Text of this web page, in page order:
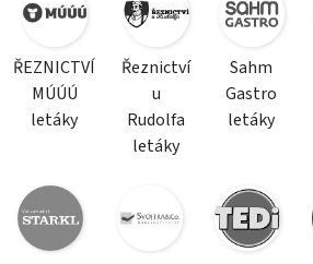
ŘEZNICTVÍ
MÚÚÚ
letáky
Řeznictví
u
Rudolfa
letáky
Sahm
Gastro
letáky